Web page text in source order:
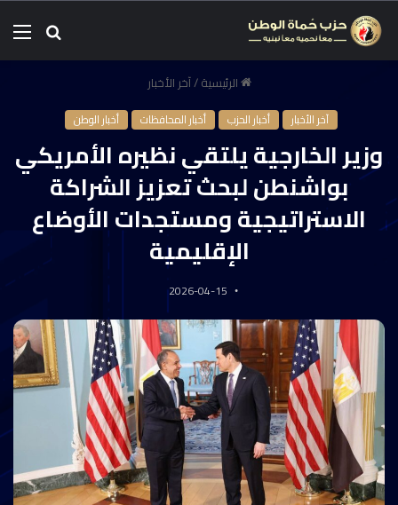
الرئيسية/آخر الأخبار
آخر الأخبار أخبار الحزب أخبار المحافظات أخبار الوطن
وزير الخارجية يلتقي نظيره الأمريكي
بواشنطن لبحث تعزيز الشراكة
الاستراتيجية ومستجدات الأوضاع
الإقليمية
2026-04-15